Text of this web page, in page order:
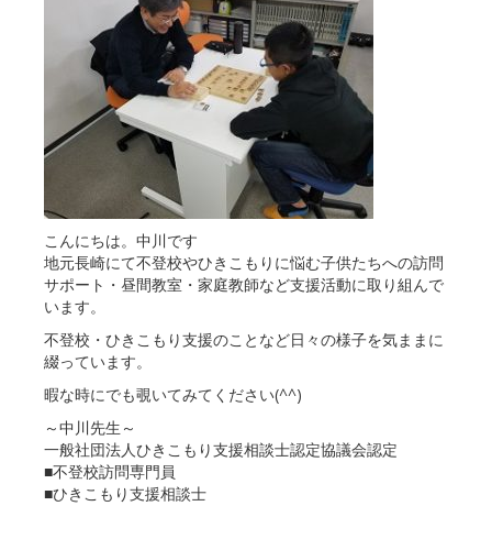
送
こんにちは。中川です
地元長崎にて不登校やひきこもりに悩む子供たちへの訪問
サポート・昼間教室・家庭教師など支援活動に取り組んで
います。
不登校・ひきこもり支援のことなど日々の様子を気ままに
綴っています。
暇な時にでも覗いてみてください(^^)
～中川先生～
一般社団法人ひきこもり支援相談士認定協議会認定
■不登校訪問専門員
■ひきこもり支援相談士